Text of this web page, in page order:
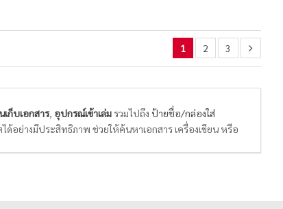
1 2 3
เก็บเอกสาร, อุปกรณ์เข้าเล่มรวมไปถึง ป้ายชื่อ/กล่องใส่
อย่างมีประสิทธิภาพ ช่วยให้ค้นหาเอกสาร เครื่องเขียน หรือ